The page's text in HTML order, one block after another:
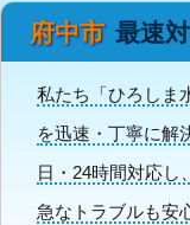
府中市 最速
私たち「ひろしま
を迅速・丁寧に解
日・24時間対応し
急なトラブルも安